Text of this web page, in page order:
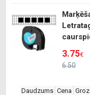
6.50
3.75€
Daudzums Cena